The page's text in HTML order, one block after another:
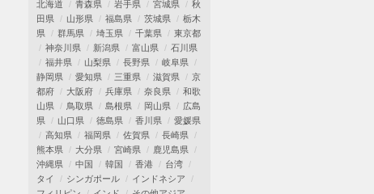
北海道 青森県 岩手県 宮城県
秋
田県
山形県 福島県 茨城県
栃木
県
群馬県 埼玉県 千葉県
東京都
神奈川県
新潟県 富山県
石川県
福井県
山梨県 長野県
岐阜県
静岡県
愛知県 三重県 滋賀県
京
都府
大阪府 兵庫県 奈良県
和歌
山県
鳥取県 島根県 岡山県
広島
県
山口県 徳島県 香川県
愛媛県
高知県
福岡県 佐賀県
長崎県
熊本県
大分県 宮崎県
鹿児島県
沖縄県
中国 韓国 香港
台湾
タイ
シンガポール
インドネシア